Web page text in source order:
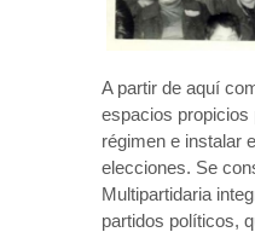
A partir de aquí
espacios propicios
régimen e instalar
elecciones. Se
Multipartidaria
partidos políticos,